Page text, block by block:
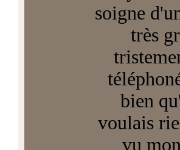
soigne
très
bien
voulais
vu